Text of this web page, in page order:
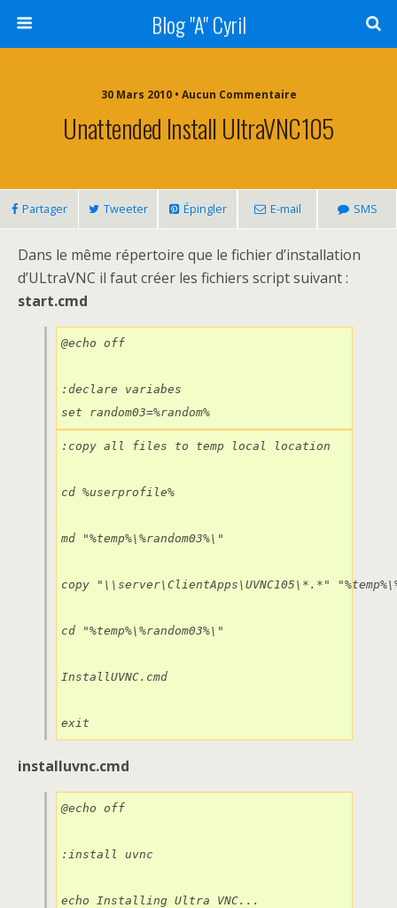
Blog "A" Cyril
30 Mars 2010 • Aucun Commentaire
Unattended Install UltraVNC105
Partager Tweeter Épingler E-mail SMS
Dans le même répertoire que le fichier d’installation
d’ULtraVNC il faut créer les fichiers script suivant :
start.cmd
@echo off
:declare variabes
set random03=%random%
:copy all files to temp local location
cd %userprofile%
md "%temp%\%random03%\"
copy "\\server\ClientApps\UVNC105\*.*"
cd "%temp%\%random03%\"
InstallUVNC.cmd
exit
installuvnc.cmd
@echo off
:install uvnc
echo Installing Ultra VNC...